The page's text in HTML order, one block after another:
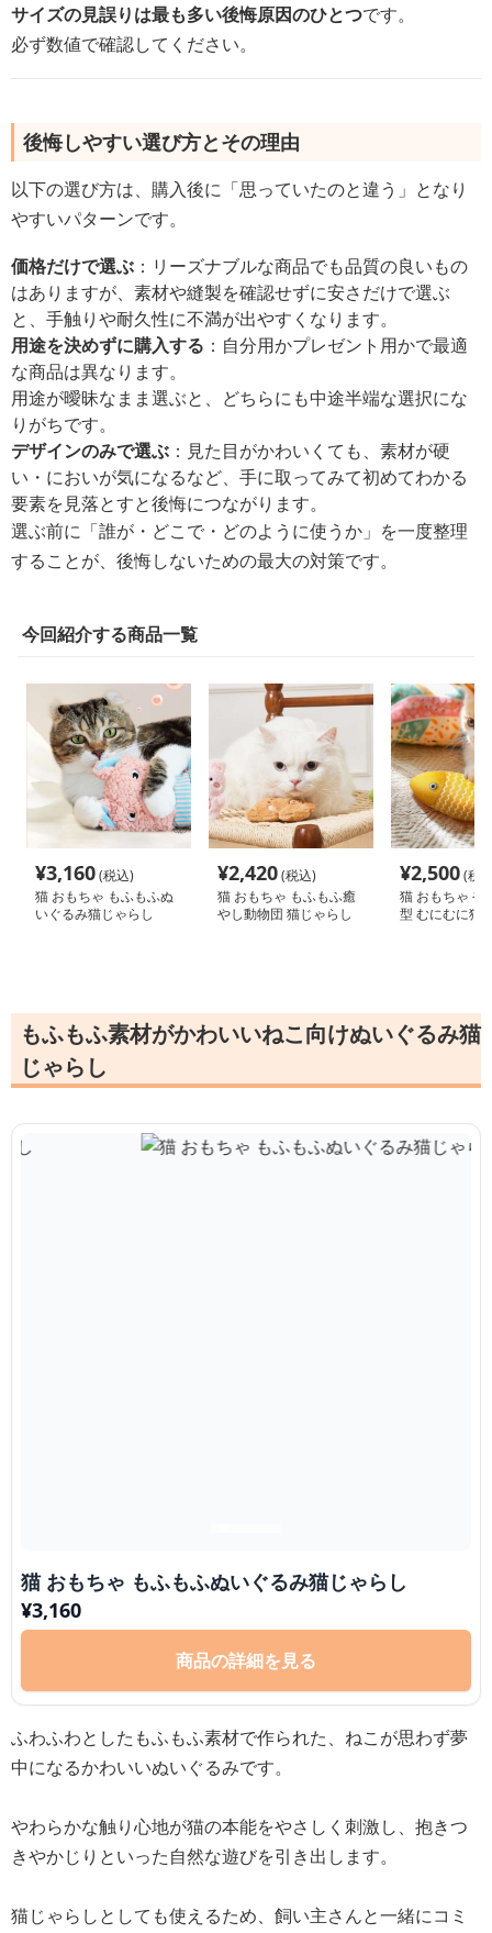
サイズの見誤りは最も多い後悔原因のひとつです。
必ず数値で確認してください。
後悔しやすい選び方とその理由
以下の選び方は、購入後に「思っていたのと違う」となり
やすいパターンです。
価格だけで選ぶ ：リーズナブルな商品でも品質の良いもの
はありますが、素材や縫製を確認せずに安さだけで選ぶ
と、手触りや耐久性に不満が出やすくなります。
用途を決めずに購入する ：自分用かプレゼント用かで最適
な商品は異なります。
用途が曖昧なまま選ぶと、どちらにも中途半端な選択にな
りがちです。
デザインのみで選ぶ ：見た目がかわいくても、素材が硬
い・においが気になるなど、手に取ってみて初めてわかる
要素を見落とすと後悔につながります。
選ぶ前に「誰が・どこで・どのように使うか」を一度整理
することが、後悔しないための最大の対策です。
今回紹介する商品一覧
¥3,160(税込)
猫 おもちゃ もふもふぬ
いぐるみ猫じゃらし
¥2,420(税込)
猫 おもちゃ もふもふ癒
やし動物団 猫じゃらし
¥2,500(税
猫 おもちゃ や
型 むにむに猫
もふもふ素材がかわいいねこ向けぬいぐるみ猫
じゃらし
猫 おもちゃ もふもふぬいぐるみ猫じゃらし
¥3,160
商品の詳細を見る
ふわふわとしたもふもふ素材で作られた、ねこが思わず夢
中になるかわいいぬいぐるみです。
やわらかな触り心地が猫の本能をやさしく刺激し、抱きつ
きやかじりといった自然な遊びを引き出します。
猫じゃらしとしても使えるため、飼い主さんと一緒にコミ